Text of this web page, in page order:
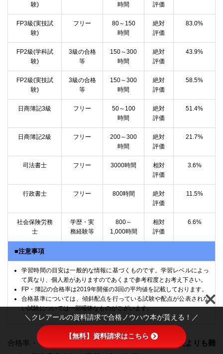
験)
時間
評価
FP3級(実技試
験)
フリー
80～150
時間
絶対
評価
83.0%
FP2級(学科試
験)
3級の合格
等
150～300
時間
絶対
評価
43.9%
FP2級(実技試
験)
3級の合格
等
150～300
時間
絶対
評価
58.5%
日商簿記3級 フリー
50～100
時間
絶対
評価
51.4%
日商簿記2級 フリー
200～300
時間
絶対
評価
21.7%
司法書士 フリー 3000時間
相対
評価
3.6%
行政書士 フリー 800時間
絶対
評価
11.5%
社会保険労務
士
学歴・実
務経験等
800～
1,000時間
相対
評価
6.6%
■注意事項
学習時間の目安は一般的な情報に基づくものです。学習レベルによっ
て異なり、個人差がありますのであくまで参考程度とお考え下さい。
FP・簿記の合格率は2019年開催の3回の平均値を記載しております。
合格基準については、傾斜配点を行っている試験や配点が公表されな
い試験については一部曖昧なものがございます。
合格率・学習時間を見比べると、宅建は 日商簿記2級よりも難
＼クレアールの資料請求で合格ノウハウ本が貰える！／
【無料】資料請求はこちら